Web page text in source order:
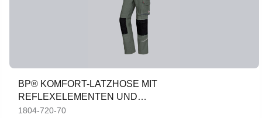
BP® KOMFORT-LATZHOSE MIT
REFLEXELEMENTEN UND
KNIEPOLSTERTASCHEN
1804-720-70